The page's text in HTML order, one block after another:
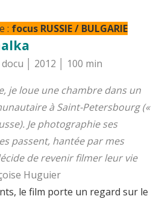
: focus RUSSIE / BULGARIE
│ 2012 │ 100 min
je loue une chambre dans un
à Saint-Petersbourg («
Je photographie ses
passent, hantée par mes
de revenir filmer leur vie
Huguier
le film porte un regard sur le